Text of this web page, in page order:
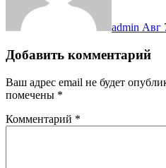
admin Авг
Добавить комментарий
Ваш адрес email не будет
помечены *
Комментарий *